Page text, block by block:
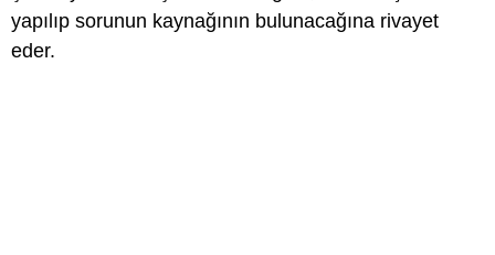
yapılıp sorunun kaynağının bulunacağına rivayet
eder.